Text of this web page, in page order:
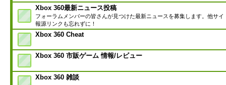
Xbox 360最新ニュース投稿
フォーラムメンバーの皆さんが見つけた最新ニュースを募集します。他サイ
報源リンクも忘れずに！
Xbox 360 Cheat
Xbox 360 市販ゲーム 情報/レビュー
Xbox 360 雑談